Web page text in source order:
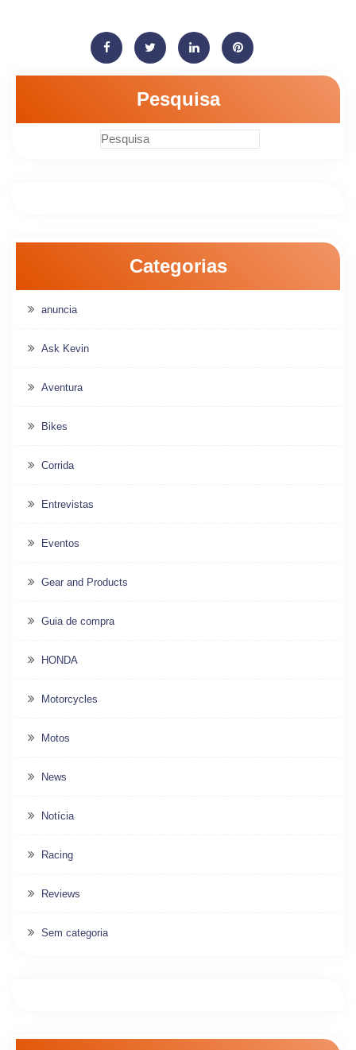
Pesquisa
Categorias
anuncia
Ask Kevin
Aventura
Bikes
Corrida
Entrevistas
Eventos
Gear and Products
Guia de compra
HONDA
Motorcycles
Motos
News
Notícia
Racing
Reviews
Sem categoria